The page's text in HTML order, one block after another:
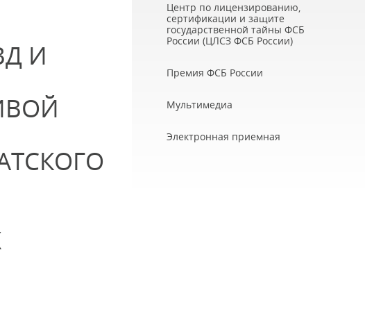
И
Центр по лицензированию,
сертификации и защите
государственной тайны ФСБ
России (ЦЛСЗ ФСБ России)
Премия ФСБ России
Мультимедиа
Электронная приемная